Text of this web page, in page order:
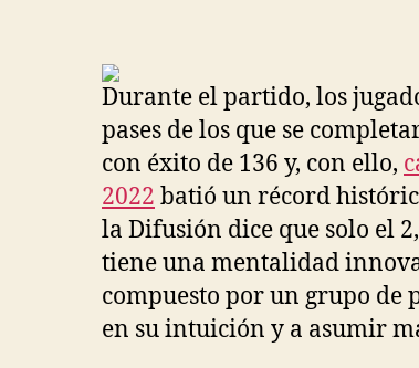
Durante el partido, los
pases de los que se
con éxito de 136 y, con ello,
2022 batió un récord
la Difusión dice que solo el
tiene una mentalidad
compuesto por un grupo de
en su intuición y a asumir